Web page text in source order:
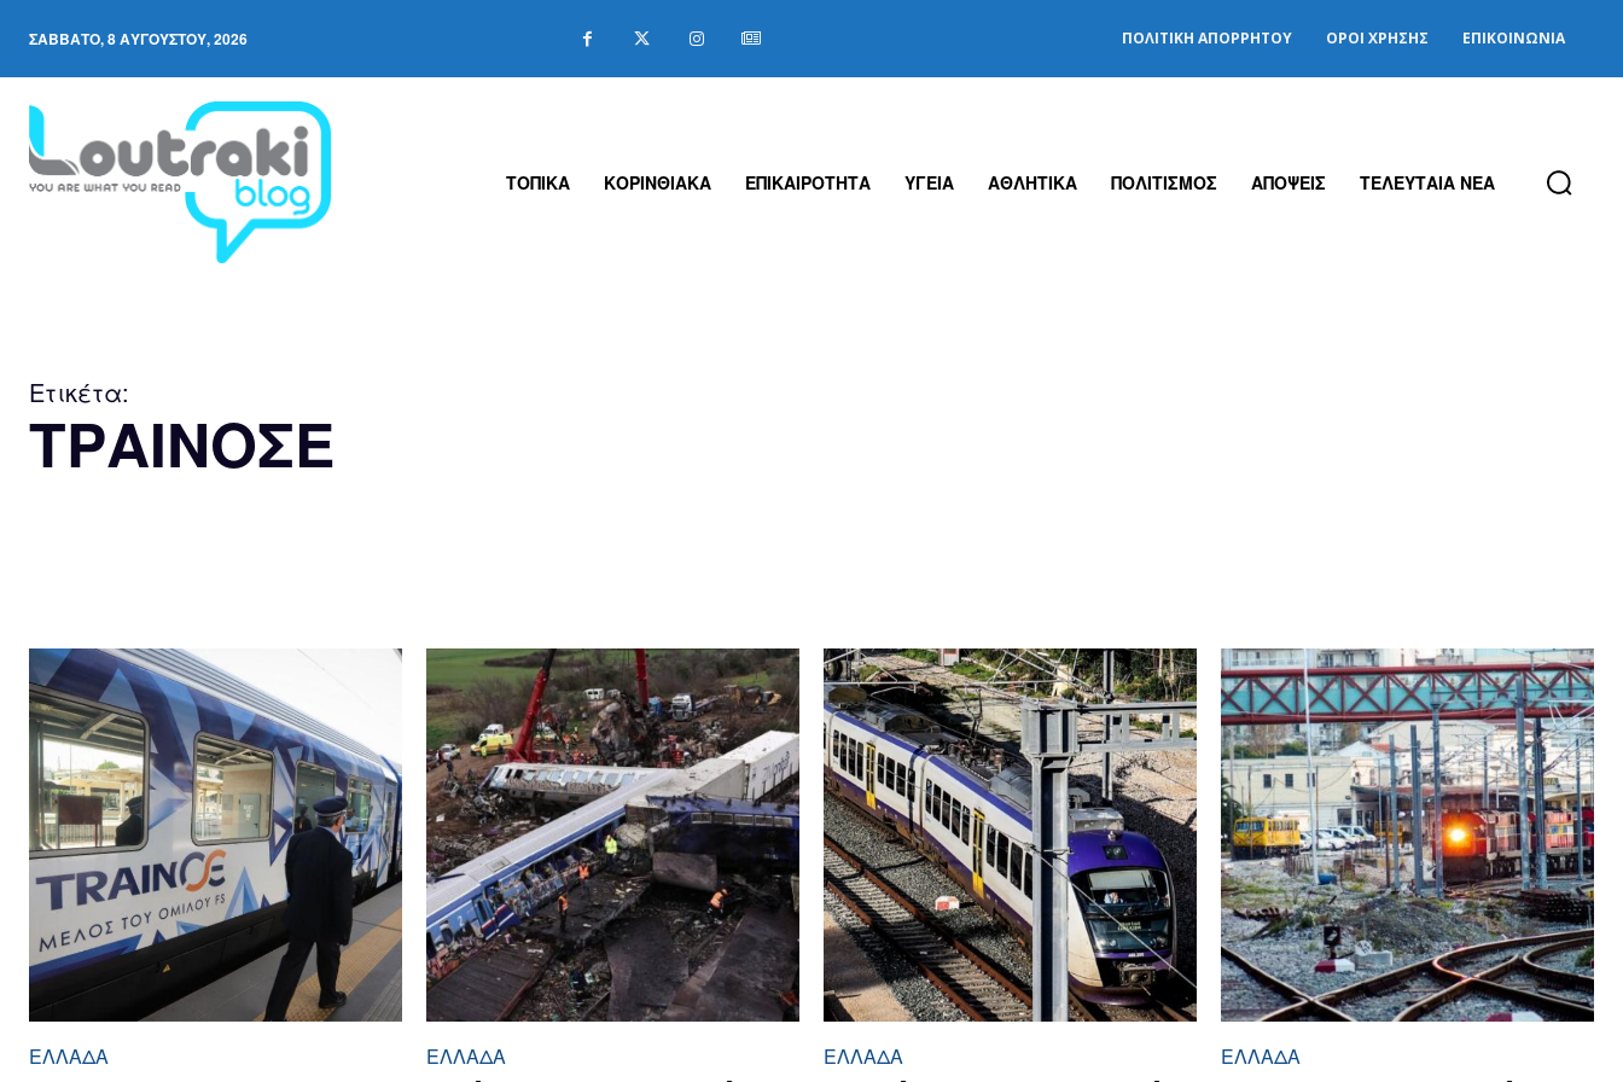
ΣΆΒΒΑΤΟ, 8 ΑΥΓΟΎΣΤΟΥ, 2026 ΠΟΛΙΤΙΚΉ ΑΠΟΡΡΉΤΟΥ ΌΡΟΙ ΧΡΉΣΗΣ ΕΠΙΚΟΙΝΩΝΊΑ
ΤΟΠΙΚΑ ΚΟΡΙΝΘΙΑΚΑ ΕΠΙΚΑΙΡΟΤΗΤΑ ΥΓΕΙΑ ΑΘΛΗΤΙΚΑ ΠΟΛΙΤΙΣΜΟΣ ΑΠΟΨΕΙΣ ΤΕΛΕΥΤΑΙΑ ΝΕΑ
Ετικέτα:
ΤΡΑΙΝΟΣΕ
ΕΛΛΆΔΑ ΕΛΛΆΔΑ ΕΛΛΆΔΑ ΕΛΛΆΔΑ